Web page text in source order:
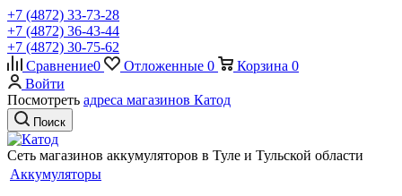
+7 (4872) 33-73-28
+7 (4872) 36-43-44
+7 (4872) 30-75-62
Сравнение0 Отложенные 0 Корзина 0
Войти
Посмотреть адреса магазинов Катод
Поиск
Сеть магазинов аккумуляторов в Туле и Тульской области
Аккумуляторы